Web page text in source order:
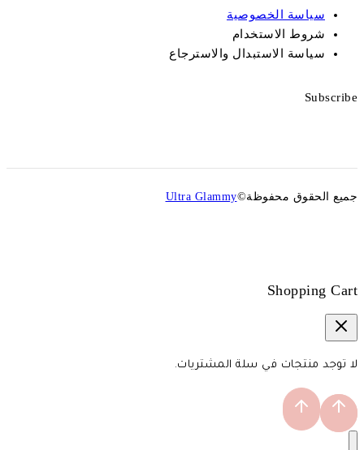
سياسة الخصوصية
شروط الاستخدام
سياسة الاستبدال والاسترجاع
Subscribe
جميع الحقوق محفوظة©Ultra Glammy
Shopping Cart
لا توجد منتجات في سلة المشتريات.